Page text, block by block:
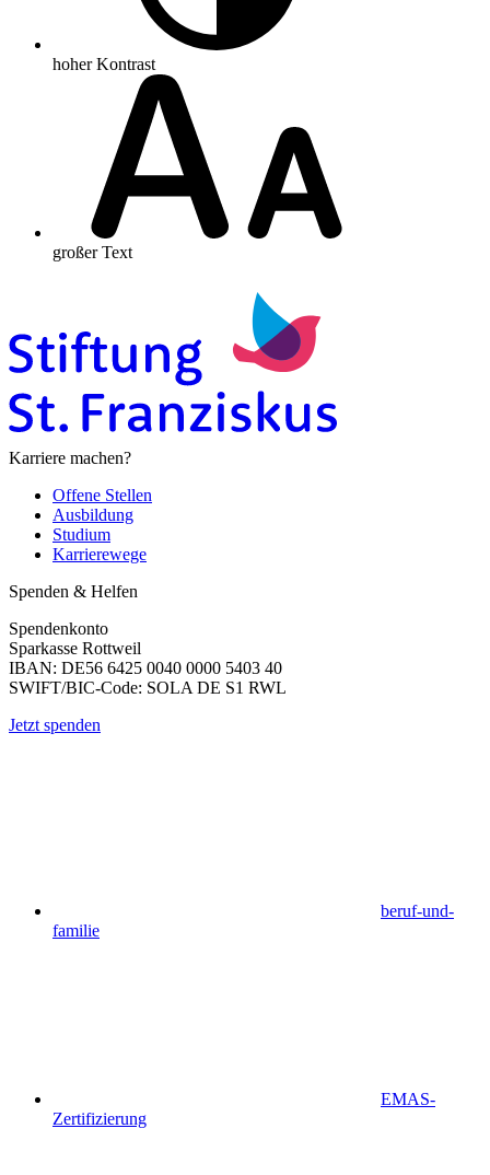
hoher Kontrast
großer Text
Karriere machen?
Offene Stellen
Ausbildung
Studium
Karrierewege
Spenden & Helfen
Spendenkonto
Sparkasse Rottweil
IBAN: DE56 6425 0040 0000 5403 40
SWIFT/BIC-Code: SOLA DE S1 RWL
Jetzt spenden
beruf-und-
familie
EMAS-
Zertifizierung